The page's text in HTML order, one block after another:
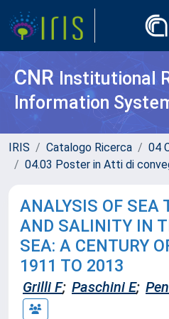
CNR Institutional
Information
IRIS Catalogo Ricerca
04
04.03 Poster in Atti di
ANALYSIS OF SEA
AND SALINITY IN
SEA: A CENTURY
1911 TO 2013
Grilli F; Paschini E;